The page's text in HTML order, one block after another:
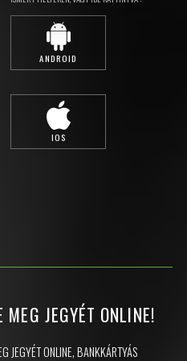
MEG JEGYÉT ONLINE!
JEGYÉT ONLINE, BANKKÁRTYÁS
ANDROID
IOS